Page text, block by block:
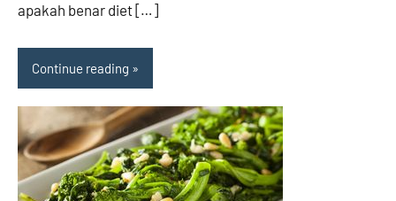
apakah benar diet […]
Continue reading